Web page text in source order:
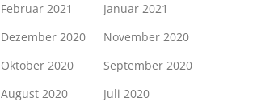
Februar 2021
Januar 2021
Dezember 2020
November 2020
Oktober 2020
September 2020
August 2020
Juli 2020